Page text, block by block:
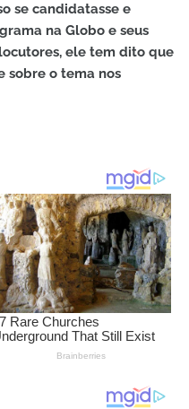
se candidatasse e
na Globo e seus
ele tem dito que
sobre o tema nos